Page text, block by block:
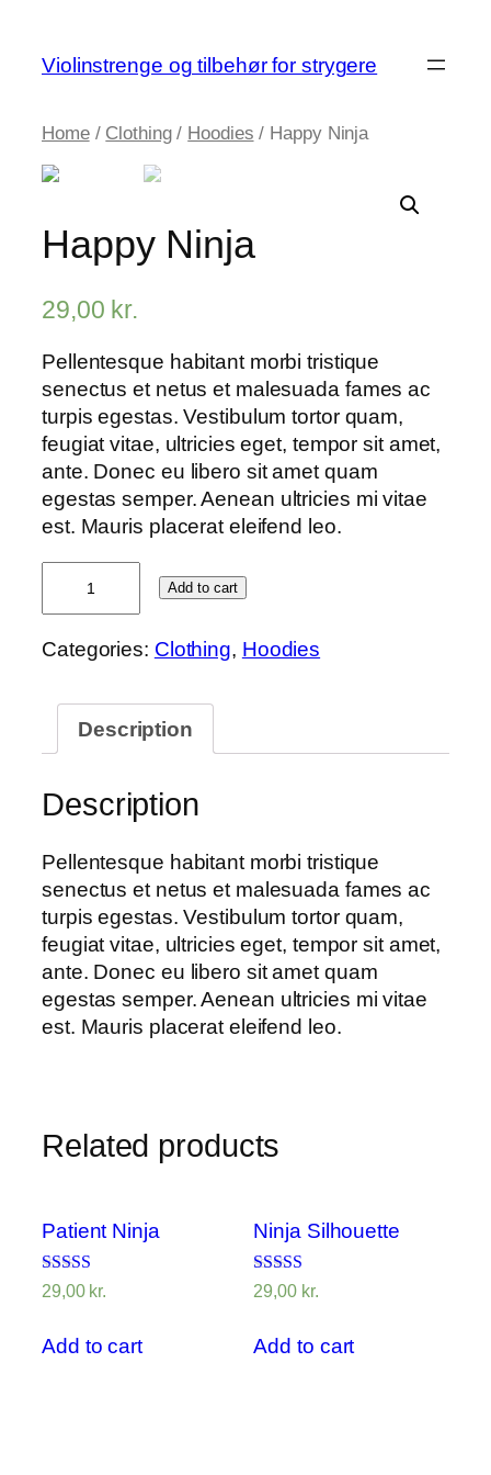
content
Violinstrenge og tilbehør for strygere
Home/ Clothing/ Hoodies / Happy Ninja
Happy Ninja
29,00 kr.
Pellentesque habitant morbi tristique
senectus et netus et malesuada fames ac
turpis egestas. Vestibulum tortor quam,
feugiat vitae, ultricies eget, tempor sit amet,
ante. Donec eu libero sit amet quam
egestas semper. Aenean ultricies mi vitae
est. Mauris placerat eleifend leo.
Ninja
Add to cart
Categories: Clothing, Hoodies
Description
Description
Pellentesque habitant morbi tristique
senectus et netus et malesuada fames ac
turpis egestas. Vestibulum tortor quam,
feugiat vitae, ultricies eget, tempor sit amet,
ante. Donec eu libero sit amet quam
egestas semper. Aenean ultricies mi vitae
est. Mauris placerat eleifend leo.
Related products
Patient Ninja
Rated
4.67
29,00 kr.
Add to cart
Ninja Silhouette
Rated
4.00
29,00 kr.
Add to cart